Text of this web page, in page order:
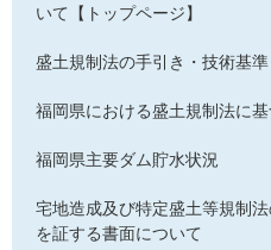
いて【トップページ】
盛土規制法の手引き・技術基
福岡県における盛土規制法に
福岡県主要ダム貯水状況
宅地造成及び特定盛土等規制
を証する書面について